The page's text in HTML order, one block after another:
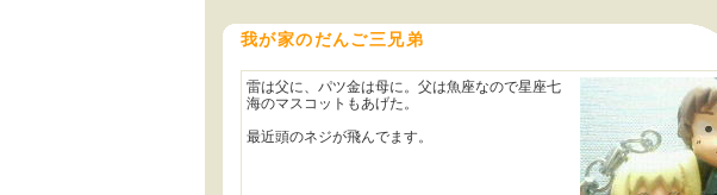
我が家のだんご三兄弟
雷は父に、パツ金は母に。父は魚座なので星座七
海のマスコットもあげた。
最近頭のネジが飛んでます。